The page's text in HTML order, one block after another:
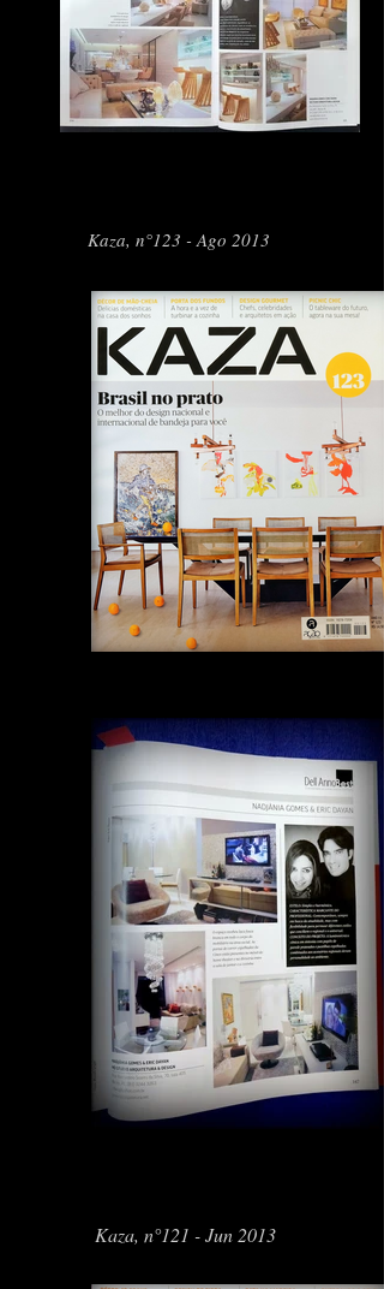
Kaza, n°123 - Ago 2013
Kaza, n°121 - Jun 2013